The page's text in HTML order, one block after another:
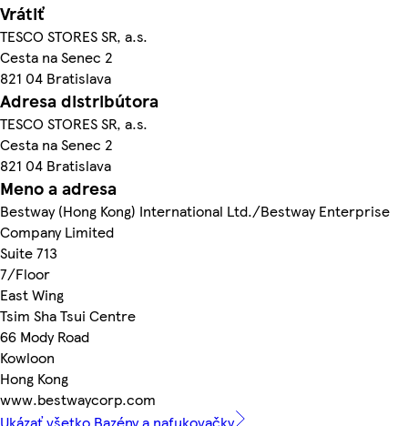
Vrátiť
TESCO STORES SR, a.s.
Cesta na Senec 2
821 04 Bratislava
Adresa distribútora
TESCO STORES SR, a.s.
Cesta na Senec 2
821 04 Bratislava
Meno a adresa
Bestway (Hong Kong) International Ltd./Bestway Enterprise
Company Limited
Suite 713
7/Floor
East Wing
Tsim Sha Tsui Centre
66 Mody Road
Kowloon
Hong Kong
www.bestwaycorp.com